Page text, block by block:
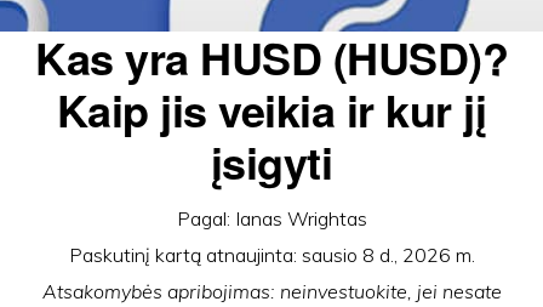
Kas yra HUSD (HUSD)?
Kaip jis veikia ir kur jį
įsigyti
Pagal: Ianas Wrightas
Paskutinį kartą atnaujinta: sausio 8 d., 2026 m.
Atsakomybės apribojimas: neinvestuokite, jei nesate